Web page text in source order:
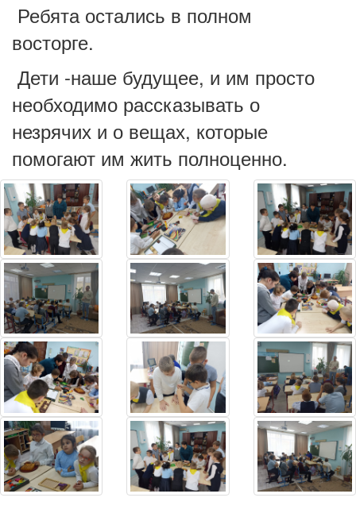
Ребята остались в полном
восторге.
Дети -наше будущее, и им просто
необходимо рассказывать о
незрячих и о вещах, которые
помогают им жить полноценно.